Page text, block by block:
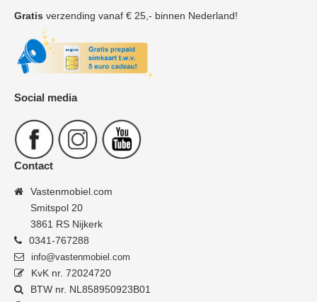
Gratis verzending vanaf € 25,- binnen Nederland!
Social media
Contact
Vastenmobiel.com
Smitspol 20
3861 RS Nijkerk
0341-767288
info@vastenmobiel.com
KvK nr. 72024720
BTW nr. NL858950923B01